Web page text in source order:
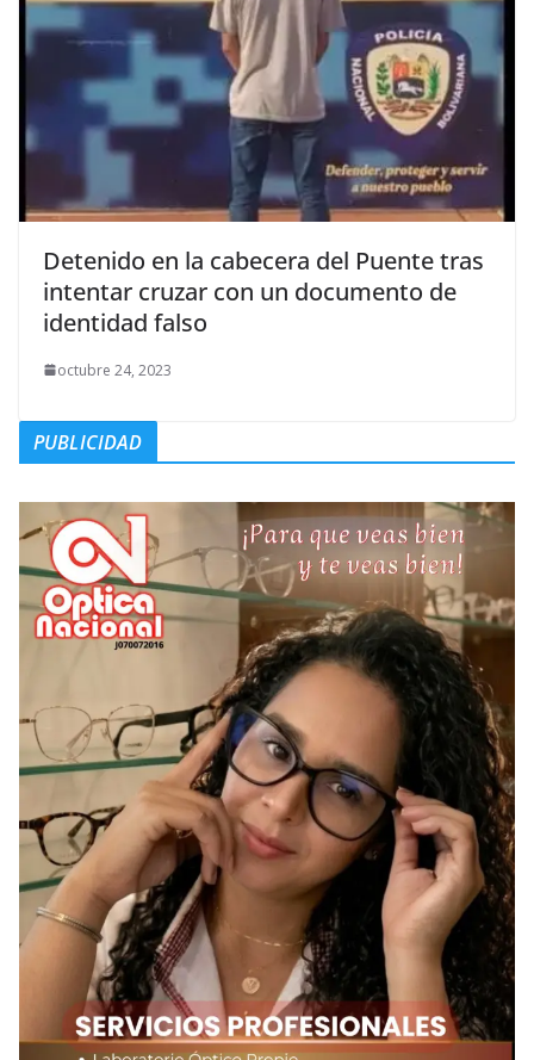
Detenido en la cabecera del Puente tras
intentar cruzar con un documento de
identidad falso
octubre 24, 2023
PUBLICIDAD